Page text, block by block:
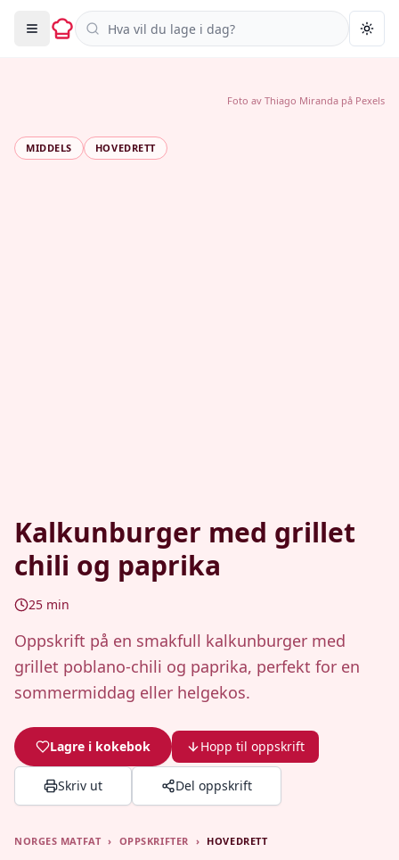
Søk i oppskrifter
MIDDELS HOVEDRETT
Kalkunburger med grillet
chili og paprika
25 min
Oppskrift på en smakfull kalkunburger med
grillet poblano-chili og paprika, perfekt for en
sommermiddag eller helgekos.
Lagre i kokebok Hopp til oppskrift
Skriv ut Del oppskrift
Foto av Thiago Miranda på Pexels
NORGES MATFAT › OPPSKRIFTER › HOVEDRETT